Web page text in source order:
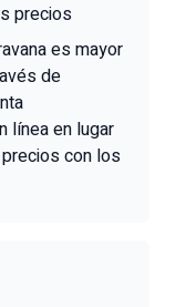
precios
es mayor
de
línea en lugar
con los